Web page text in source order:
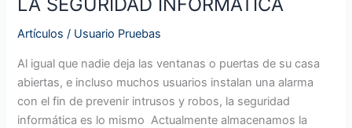
LA SEGURIDAD INFORMÁTICA
Artículos / Usuario Pruebas
Al igual que nadie deja las ventanas o puertas de su casa
abiertas, e incluso muchos usuarios instalan una alarma
con el fin de prevenir intrusos y robos, la seguridad
informática es lo mismo Actualmente almacenamos la